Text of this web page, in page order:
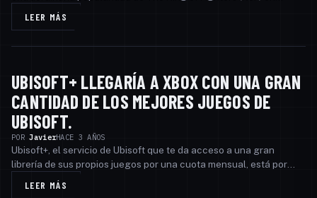
nuestra vibrante comunidad. Esta icónica ser…
LEER MÁS
INTERESANTE
UBISOFT+ LLEGARÍA A XBOX CON UNA GRAN
CANTIDAD DE LOS MEJORES JUEGOS DE
UBISOFT.
PORJavierHACE 3 AÑOS
Ubisoft+, el servicio de Ubisoft que te da acceso a una gran
librería de sus propios juegos por una cuota mensual, está por
llegar a las consolas Xbox. Inicialm…
LEER MÁS